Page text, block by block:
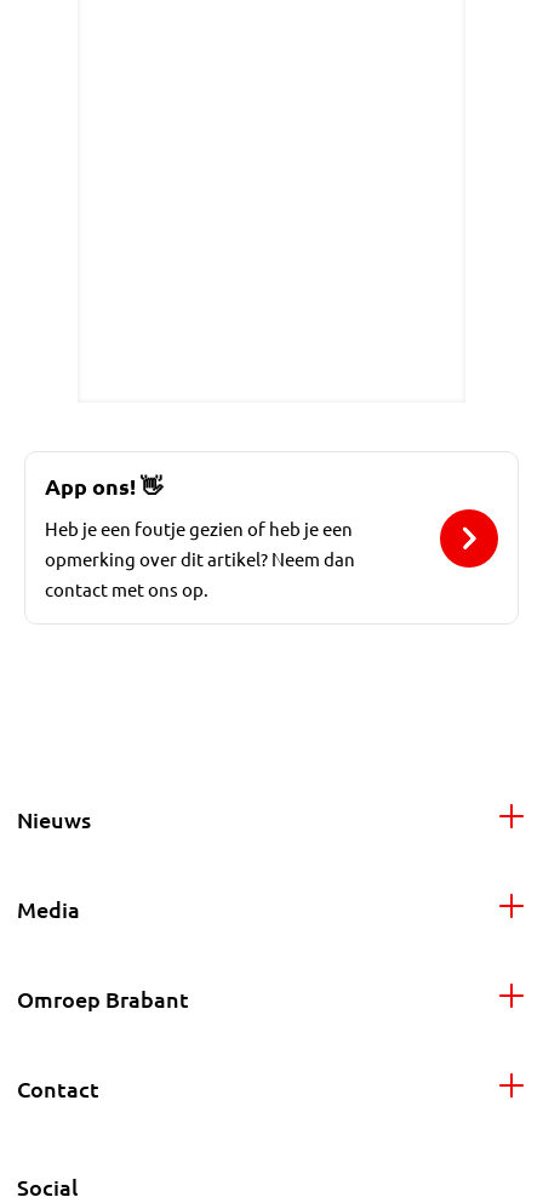
App ons!👋
Heb je een foutje gezien of heb je een
opmerking over dit artikel? Neem dan
contact met ons op.
Nieuws
Media
Omroep Brabant
Contact
Social